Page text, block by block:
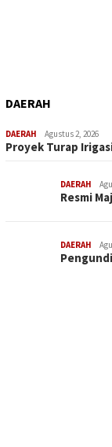
DAERAH
DAERAH Agustus 2, 2026
Proyek Turap
DAERAH
Resmi
DAERAH